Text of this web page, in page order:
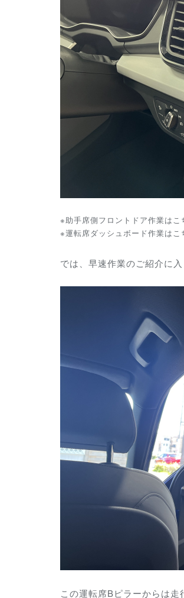
※助手席側フロントドア作業は
※運転席ダッシュボード作業は
では、早速作業のご紹介に
この運転席Bピラーからは